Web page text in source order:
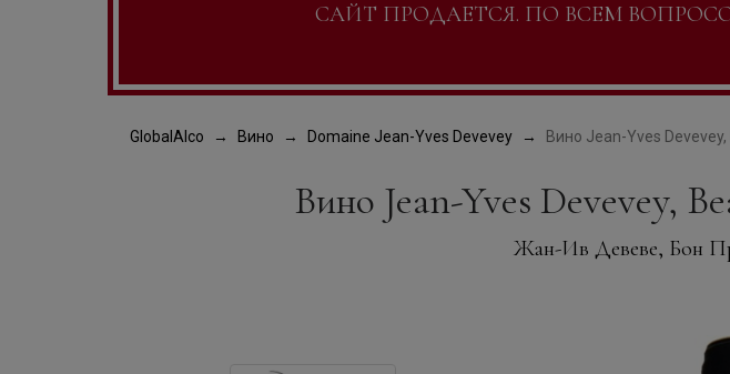
САЙТ ПРОДАЕТСЯ. ПО ВСЕМ
GlobalAlco Вино Domaine Jean-Yves Devevey Вино Jean-Yves
Вино Jean-Yves Devevey,
Жан-Ив Девеве, Бон